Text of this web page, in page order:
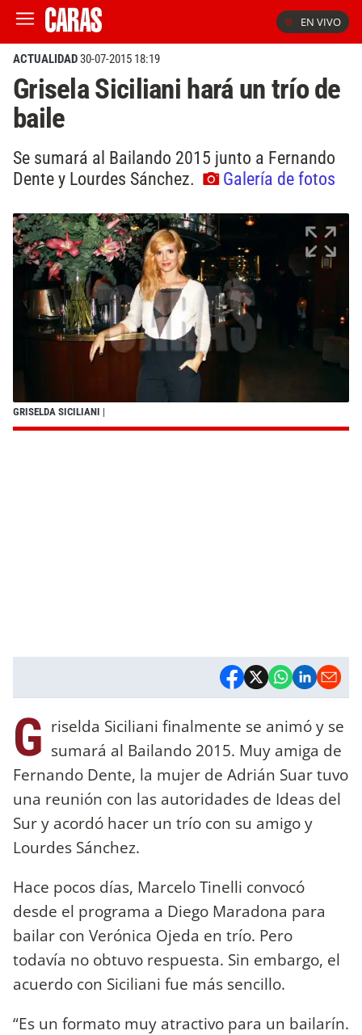
EN VIVO
ACTUALIDAD30-07-2015 18:19
Grisela Siciliani hará un trío de
baile
Se sumará al Bailando 2015 junto a Fernando
Dente y Lourdes Sánchez.
Galería de fotos
GRISELDA SICILIANI |
G riselda Siciliani finalmente se animó y se
sumará al Bailando 2015. Muy amiga de
Fernando Dente, la mujer de Adrián Suar tuvo
una reunión con las autoridades de Ideas del
Sur y acordó hacer un trío con su amigo y
Lourdes Sánchez.
Hace pocos días, Marcelo Tinelli convocó
desde el programa a Diego Maradona para
bailar con Verónica Ojeda en trío. Pero
todavía no obtuvo respuesta. Sin embargo, el
acuerdo con Siciliani fue más sencillo.
“Es un formato muy atractivo para un bailarín.